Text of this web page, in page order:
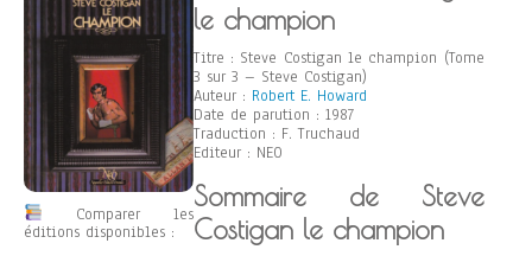
Comparer les
éditions disponibles :
le champion
Titre : Steve Costigan le champion (Tome
3 sur 3 – Steve Costigan)
Auteur : Robert E. Howard
Date de parution : 1987
Traduction : F. Truchaud
Editeur : NEO
Sommaire de Steve
Costigan le champion